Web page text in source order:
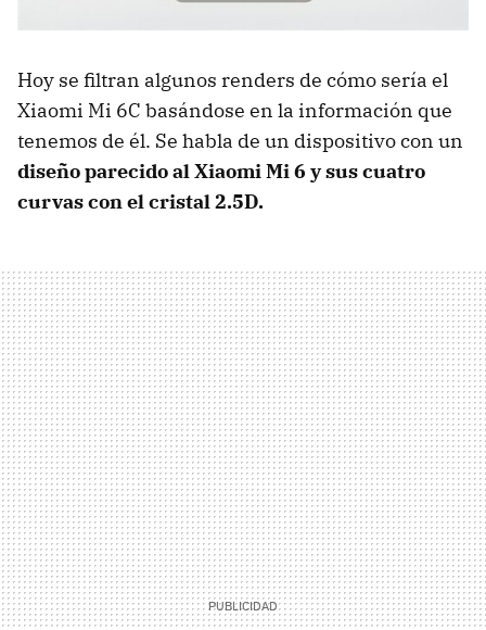
Hoy se filtran algunos renders de cómo sería el
Xiaomi Mi 6C basándose en la información que
tenemos de él. Se habla de un dispositivo con un
diseño parecido al Xiaomi Mi 6 y sus cuatro
curvas con el cristal 2.5D.